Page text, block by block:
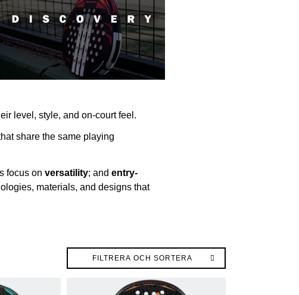
level, style, and on-court feel.
share the same playing
focus onversatility; andentry-
materials, and designs that
FILTRERA OCH SORTERA